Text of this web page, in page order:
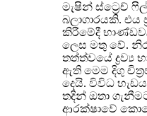
මැෂින් ස්ට්‍රෙච්
බලාගාරයකි. එය
කිරීමේදී
ලෙස මතු වේ.
තත්ත්වයේ ද්‍රව්‍ය
ඇති මෙම දිගු
දෙයි. විවිධ
තදින් ඔතා
ආරක්ෂාවේ